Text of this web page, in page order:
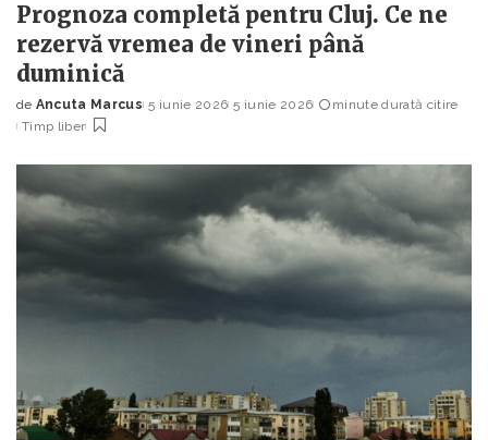
Prognoza completă pentru Cluj. Ce ne
rezervă vremea de vineri până
duminică
Posted
by
de Ancuta Marcus 5 iunie 2026 5 iunie 2026
minute durată citire
Timp liber